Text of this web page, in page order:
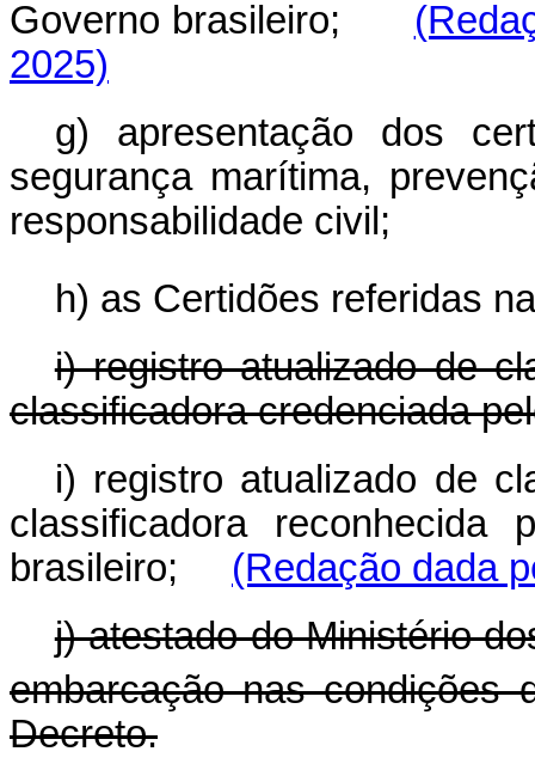
Governo brasileiro;
2025)
g) apresentação dos
segurança marítima,
responsabilidade civil;
h) as Certidões referidas
i) registro atualizado de
classificadora credenciada
i) registro atualizado de
classificadora
brasileiro; (Redação dada
j) atestado do Ministério
embarcação nas
Decreto.